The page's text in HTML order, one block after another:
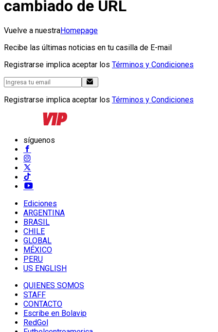
cambiado de URL
Vuelve a nuestraHomepage
Recibe las últimas noticias en tu casilla de E-mail
Registrarse implica aceptar los Términos y Condiciones
Registrarse implica aceptar los Términos y Condiciones
síguenos
Ediciones
ARGENTINA
BRASIL
CHILE
GLOBAL
MÉXICO
PERU
US ENGLISH
QUIENES SOMOS
STAFF
CONTACTO
Escribe en Bolavip
RedGol